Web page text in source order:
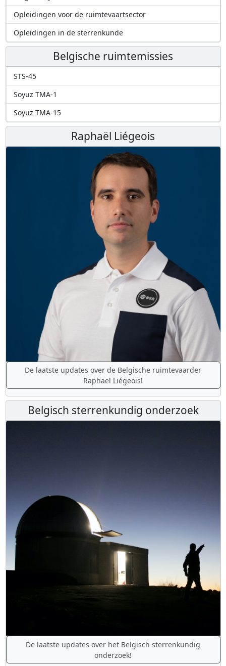
Opleidingen voor de ruimtevaartsector
Opleidingen in de sterrenkunde
Belgische ruimtemissies
STS-45
Soyuz TMA-1
Soyuz TMA-15
Raphaël Liégeois
De laatste updates over de Belgische ruimtevaarder
Raphaël Liégeois!
Belgisch sterrenkundig onderzoek
De laatste updates over het Belgisch sterrenkundig
onderzoek!